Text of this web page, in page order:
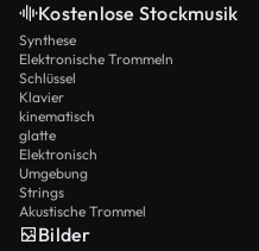
Kostenlose Stockmusik
Synthese
Elektronische Trommeln
Schlüssel
Klavier
kinematisch
glatte
Elektronisch
Umgebung
Strings
Akustische Trommel
Bilder